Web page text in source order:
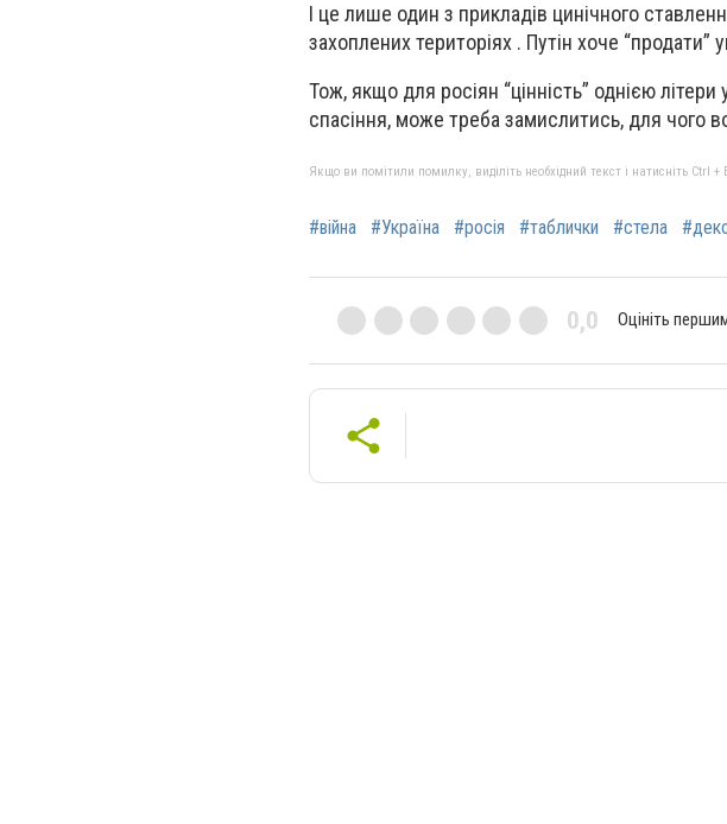
І це лише один з прикладів цинічного
захоплених територіях . Путін хоче
Тож, якщо для росіян “цінність” однією
спасіння, може треба замислитись, для чого
Якщо ви помітили помилку, виділіть необхідний текст і натисніть Ctrl
#війна #Україна #росія #таблички #стела
0,0 Оцініть